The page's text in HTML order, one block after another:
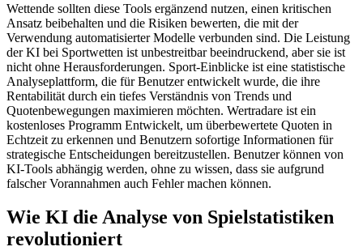
Wettende sollten diese Tools ergänzend nutzen, einen kritischen
Ansatz beibehalten und die Risiken bewerten, die mit der
Verwendung automatisierter Modelle verbunden sind. Die Leistung
der KI bei Sportwetten ist unbestreitbar beeindruckend, aber sie ist
nicht ohne Herausforderungen. Sport-Einblicke ist eine statistische
Analyseplattform, die für Benutzer entwickelt wurde, die ihre
Rentabilität durch ein tiefes Verständnis von Trends und
Quotenbewegungen maximieren möchten. Wertradare ist ein
kostenloses Programm Entwickelt, um überbewertete Quoten in
Echtzeit zu erkennen und Benutzern sofortige Informationen für
strategische Entscheidungen bereitzustellen. Benutzer können von
KI-Tools abhängig werden, ohne zu wissen, dass sie aufgrund
falscher Vorannahmen auch Fehler machen können.
Wie KI die Analyse von Spielstatistiken
revolutioniert